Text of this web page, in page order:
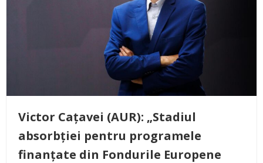
Victor Cațavei (AUR): „Stadiul
absorbției pentru programele
finanțate din Fondurile Europene